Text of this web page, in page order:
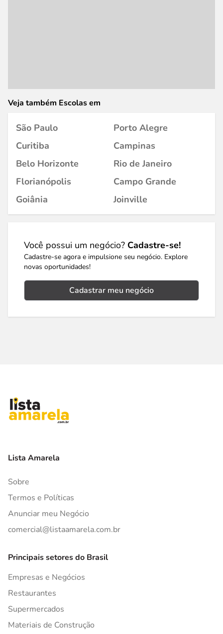
Veja também Escolas em
São Paulo
Porto Alegre
Curitiba
Campinas
Belo Horizonte
Rio de Janeiro
Florianópolis
Campo Grande
Goiânia
Joinville
Você possui um negócio? Cadastre-se!
Cadastre-se agora e impulsione seu negócio. Explore
novas oportunidades!
Cadastrar meu negócio
Lista Amarela
Sobre
Termos e Políticas
Anunciar meu Negócio
comercial@listaamarela.com.br
Principais setores do Brasil
Empresas e Negócios
Restaurantes
Supermercados
Materiais de Construção